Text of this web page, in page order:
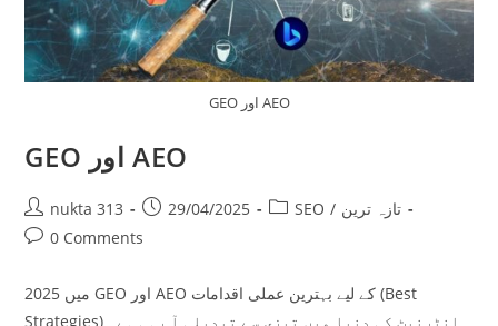
GEO اور AEO
GEO اور AEO
Post
author:
nukta 313
Post
published:
29/04/2025
PostSEO / تازہ ترین
Post0 Comments
2025 میں GEO اور AEO کے لیے بہترین عملی اقدامات (Best
Strategies) انٹرنیٹ کی دنیا میں تیزی سے تبدیلی آ رہی ہے۔